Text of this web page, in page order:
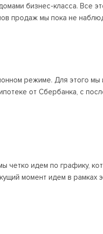
бизнес-класса. Все
продаж мы пока не
режиме. Для этого мы
от Сбербанка, с
четко идем по графику,
момент идем в рамках